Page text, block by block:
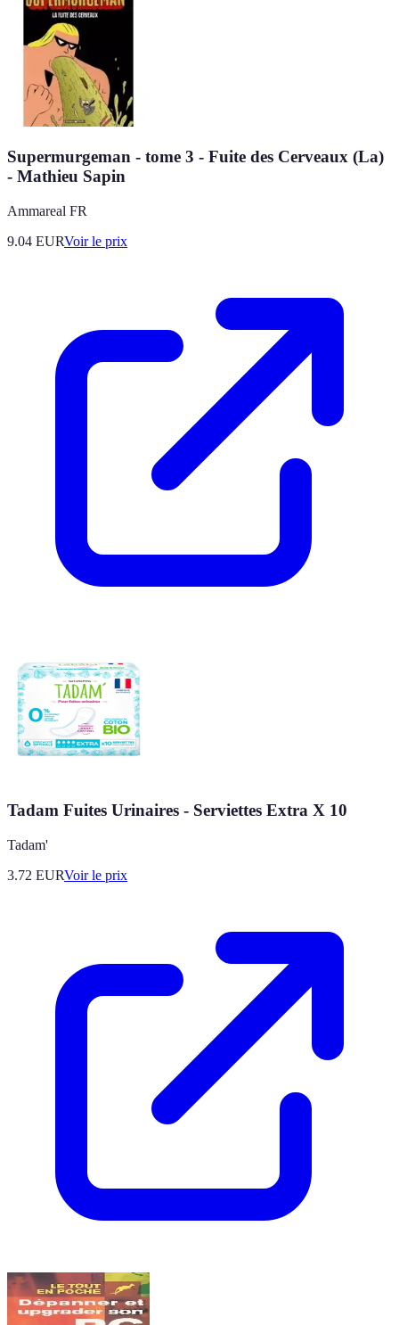
Supermurgeman - tome 3 - Fuite des Cerveaux (La)
- Mathieu Sapin
Ammareal FR
9.04 EURVoir le prix
Tadam Fuites Urinaires - Serviettes Extra X 10
Tadam'
3.72 EURVoir le prix